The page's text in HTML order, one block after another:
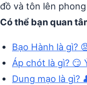
đồ và tôn lên
Có thể bạn quan
Bạo Hành là gì?
Áp chót là gì? 😏
Dung mạo là gì?